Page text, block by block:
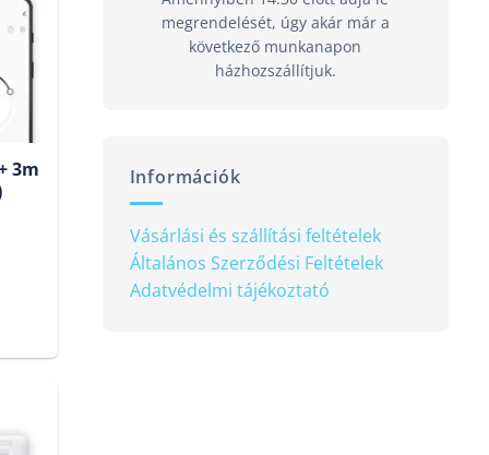
3m
megrendelését, úgy akár már a
következő munkanapon
házhozszállítjuk.
Információk
Vásárlási és szállítási feltételek
Általános Szerződési Feltételek
Adatvédelmi tájékoztató